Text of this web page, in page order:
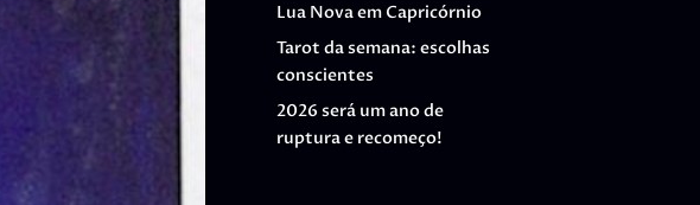
Lua Nova em Capricórnio
Tarot da semana: escolhas
conscientes
2026 será um ano de
ruptura e recomeço!